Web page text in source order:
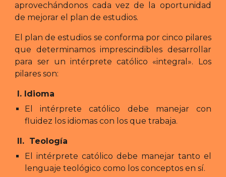
aprovechándonos cada vez de la oportunidad
de mejorar el plan de estudios.
El plan de estudios se conforma por cinco pilares
que determinamos imprescindibles desarrollar
para ser un intérprete católico «integral». Los
pilares son:
I. Idioma
El intérprete católico debe manejar con
fluidez los idiomas con los que trabaja.
II. Teología
El intérprete católico debe manejar tanto el
lenguaje teológico como los conceptos en sí.